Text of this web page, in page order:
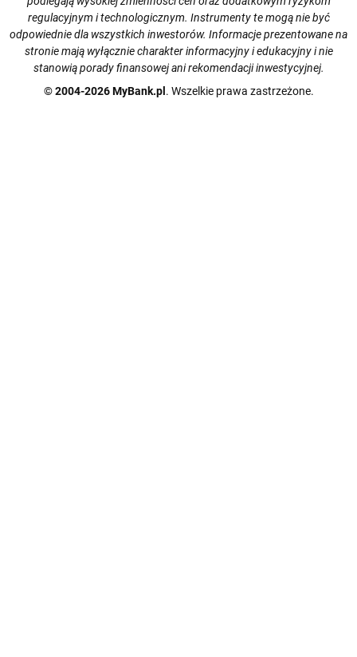
regulacyjnym i technologicznym. Instrumenty te mogą nie być
odpowiednie dla wszystkich inwestorów. Informacje prezentowane na
stronie mają wyłącznie charakter informacyjny i edukacyjny i nie
stanowią porady finansowej ani rekomendacji inwestycyjnej.
© 2004-2026 MyBank.pl . Wszelkie prawa zastrzeżone.